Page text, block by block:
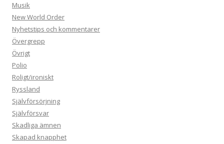
Musik
New World Order
Nyhetstips och kommentarer
Övergrepp
Övrigt
Polio
Roligt/ironiskt
Ryssland
Självförsörjning
Självförsvar
Skadliga ämnen
Skapad knapphet